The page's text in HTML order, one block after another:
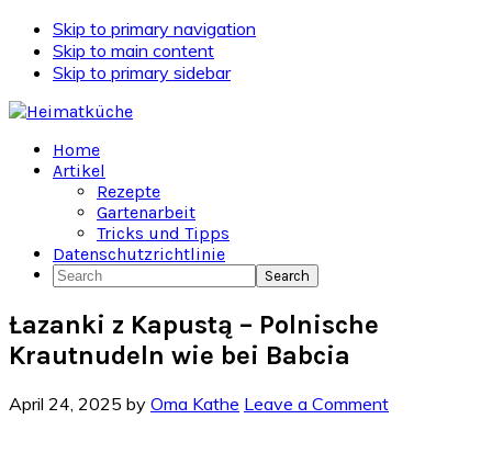
Skip to primary navigation
Skip to main content
Skip to primary sidebar
Home
Artikel
Rezepte
Gartenarbeit
Tricks und Tipps
Datenschutzrichtlinie
Search
Łazanki z Kapustą – Polnische
Krautnudeln wie bei Babcia
April 24, 2025 by Oma Kathe Leave a Comment